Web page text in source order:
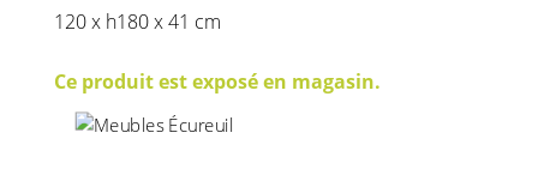
120 x h180 x 41 cm
Ce produit est exposé en magasin.